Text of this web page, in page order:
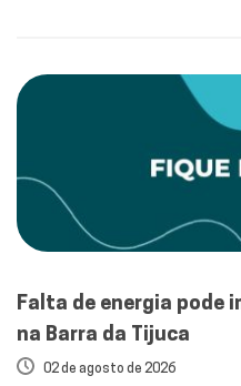
Falta de energia pode
na Barra da Tijuca
02 de agosto de 2026